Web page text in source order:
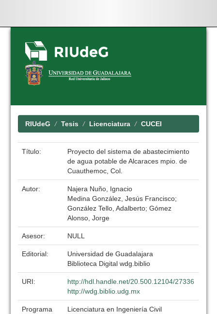
Skip
navigation
RIUdeG Tesis Licenciatura CUCEI
Título:
Proyecto del sistema de abastecimiento
de agua potable de Alcaraces mpio. de
Cuauthemoc, Col.
Autor:
Najera Nuño, Ignacio
Medina González, Jesús Francisco;
González Tello, Adalberto; Gómez
Alonso, Jorge
Asesor: NULL
Editorial:
Universidad de Guadalajara
Biblioteca Digital wdg.biblio
URI:
http://hdl.handle.net/20.500.12104/27336
http://wdg.biblio.udg.mx
Programa
Licenciatura en Ingeniería Civil